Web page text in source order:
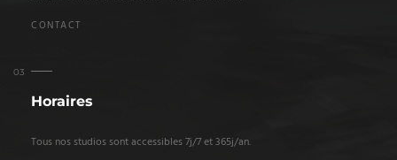
CONTACT
Horaires
Tous nos studios sont accessibles 7j/7 et 365j/an.